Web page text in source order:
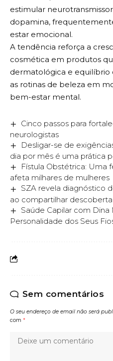
estimular
dopamina,
estar emocional.
A tendência reforça a
cosmética em produtos
dermatológica e equilíbrio
as rotinas de beleza em
bem-estar mental.
Cinco passos para
neurologistas
Desligar-se de
dia por mês é uma prática
Fístula Obstétrica: Uma
afeta milhares de mulheres
SZA revela diagnóstico
ao compartilhar
Saúde Capilar com Dina
Personalidade dos Seus
Sem comentários
O seu endereço de email não será
com *